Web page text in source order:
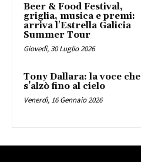
Beer & Food Festival,
griglia, musica e premi:
arriva l'Estrella Galicia
Summer Tour
Giovedì, 30 Luglio 2026
Tony Dallara: la voce che
s’alzò fino al cielo
Venerdì, 16 Gennaio 2026